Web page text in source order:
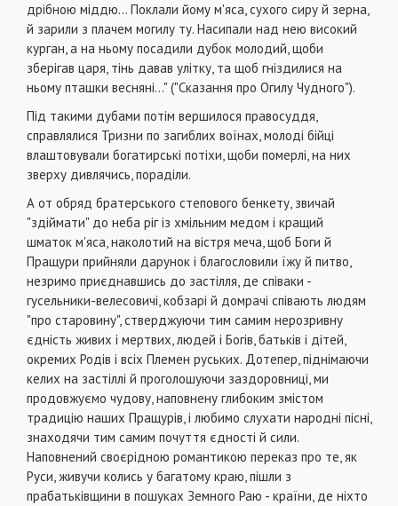
дрібною міддю... Поклали йому м'яса, сухого сиру й зерна,
й зарили з плачем могилу ту. Насипали над нею високий
курган, а на ньому посадили дубок молодий, щоби
зберігав царя, тінь давав улітку, та щоб гніздилися на
ньому пташки весняні..." ("Сказання про Огилу Чудного").
Під такими дубами потім вершилося правосуддя,
справлялися Тризни по загиблих воїнах, молоді бійці
влаштовували богатирські потіхи, щоби померлі, на них
зверху дивлячись, пораділи.
А от обряд братерського степового бенкету, звичай
"здіймати" до неба ріг із хмільним медом і кращий
шматок м'яса, наколотий на вістря меча, щоб Боги й
Пращури прийняли дарунок і благословили їжу й питво,
незримо приєднавшись до застілля, де співаки -
гусельники-велесовичі, кобзарі й домрачі співають людям
"про старовину", стверджуючи тим самим нерозривну
єдність живих і мертвих, людей і Богів, батьків і дітей,
окремих Родів і всіх Племен руських. Дотепер, піднімаючи
келих на застіллі й проголошуючи заздоровниці, ми
продовжуємо чудову, наповнену глибоким змістом
традицію наших Пращурів, і любимо слухати народні пісні,
знаходячи тим самим почуття єдності й сили.
Наповнений своєрідною романтикою переказ про те, як
Руси, живучи колись у багатому краю, пішли з
прабатьківщини в пошуках Земного Раю - країни, де ніхто